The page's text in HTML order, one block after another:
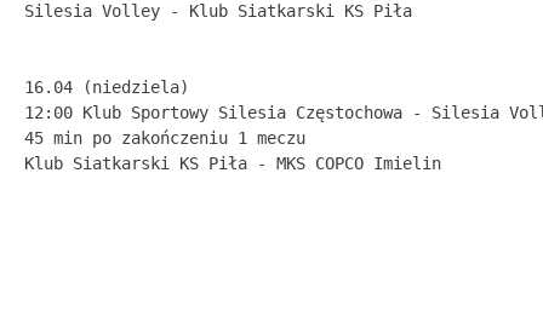
Silesia Volley - Klub Siatkarski KS Piła
16.04 (niedziela)
12:00 Klub Sportowy Silesia Częstochowa - Silesia
45 min po zakończeniu 1 meczu
Klub Siatkarski KS Piła - MKS COPCO Imielin